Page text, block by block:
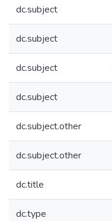
dc.subject
dc.subject
dc.subject
dc.subject
dc.subject.other
dc.subject.other
dc.title
dc.type